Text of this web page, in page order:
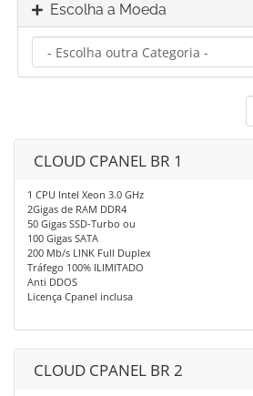
Escolha a Moeda
CLOUD CPANEL BR 1
1 CPU Intel Xeon 3.0 GHz
2Gigas de RAM DDR4
50 Gigas SSD-Turbo ou
100 Gigas SATA
200 Mb/s LINK Full Duplex
Tráfego 100% ILIMITADO
Anti DDOS
Licença Cpanel inclusa
CLOUD CPANEL BR 2